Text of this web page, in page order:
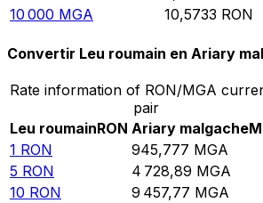
10 000 MGA 10,5733 RON
Convertir Leu roumain en Ariary
Rate information of RON/MGA
pair
Leu roumainRON Ariary malgache
1 RON 945,777 MGA
5 RON 4 728,89 MGA
10 RON 9 457,77 MGA